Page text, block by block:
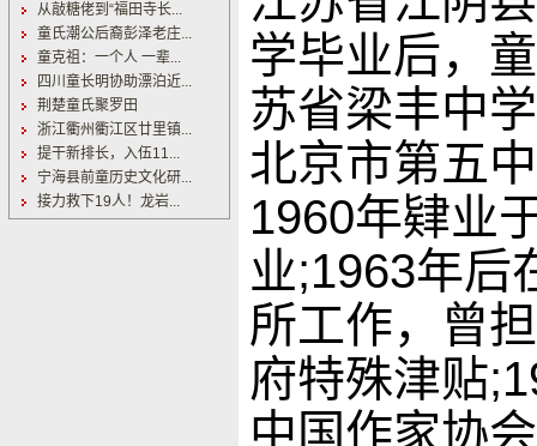
从敲糖佬到“福田寺长...
童氏潮公后裔彭泽老庄...
童克祖：一个人 一辈...
四川童长明协助漂泊近...
荆楚童氏聚罗田
浙江衢州衢江区廿里镇...
提干新排长，入伍11...
宁海县前童历史文化研...
接力救下19人！龙岩...
学毕业后，
苏省梁丰中
北京市第五
1960年肄业
业;1963年后
所工作，曾
府特殊津贴
中国作家协